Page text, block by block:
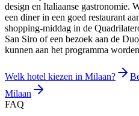
design en Italiaanse gastronomie.
een diner in een goed restaurant
shopping-middag in de
San Siro of een bezoek aan de
kunnen aan het programma
Welk hotel kiezen in Milaan?
Milaan
FAQ